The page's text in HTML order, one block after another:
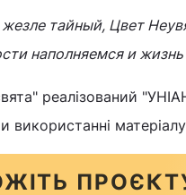
жезле тайный, Цвет
наполняемся и жизнь
реалізований
використанні